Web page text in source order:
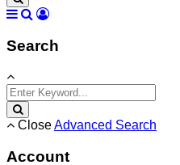
Search
CloseAdvanced Search
Account